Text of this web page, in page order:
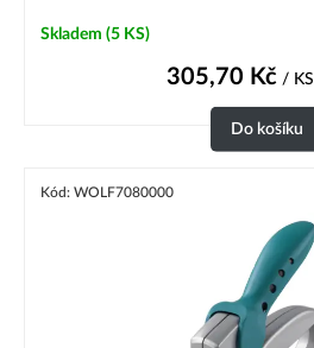
Skladem (5 KS)
305,70 Kč / KS
Do košíku
Kód: WOLF7080000